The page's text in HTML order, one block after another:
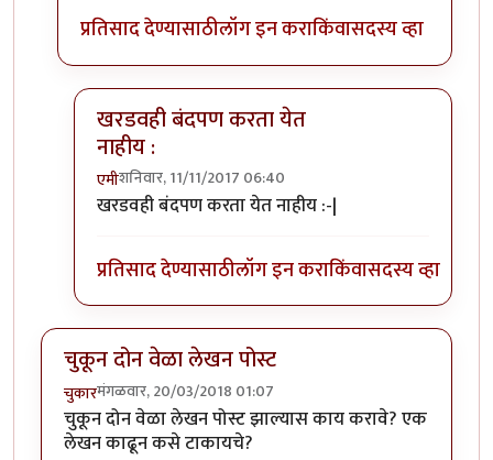
प्रतिसाद देण्यासाठीलॉग इन कराकिंवासदस्य व्हा
खरडवही बंदपण करता येत
नाहीय :
एमीशनिवार, 11/11/2017 06:40
In reply toआता नाही काढता येत स्वतःला.
खरडवही बंदपण करता येत नाहीय :-|
प्रतिसाद देण्यासाठीलॉग इन कराकिंवासदस्य व्हा
चुकून दोन वेळा लेखन पोस्ट
चुकारमंगळवार, 20/03/2018 01:07
चुकून दोन वेळा लेखन पोस्ट झाल्यास काय करावे? एक
लेखन काढून कसे टाकायचे?